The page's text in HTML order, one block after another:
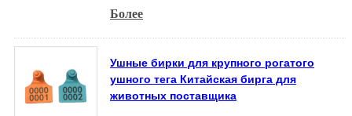
Более
Ушные бирки для крупного рогатого
ушного тега Китайская бирга для
животных поставщика